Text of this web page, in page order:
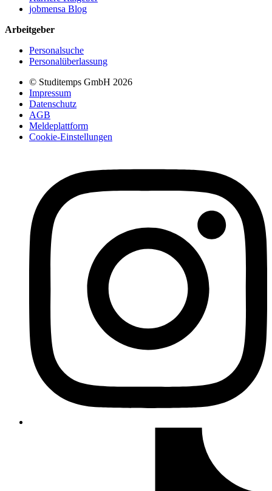
jobmensa Blog
Arbeitgeber
Personalsuche
Personalüberlassung
© Studitemps GmbH 2026
Impressum
Datenschutz
AGB
Meldeplattform
Cookie-Einstellungen